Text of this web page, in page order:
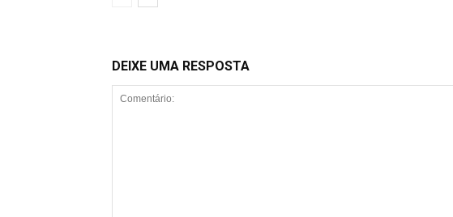
DEIXE UMA RESPOSTA